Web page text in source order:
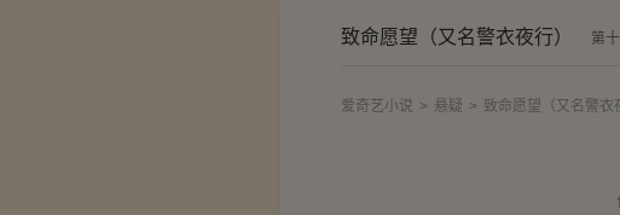
致命愿望（又名警衣夜行） 第
爱奇艺小说 > 悬疑 > 致命愿望（又名警衣